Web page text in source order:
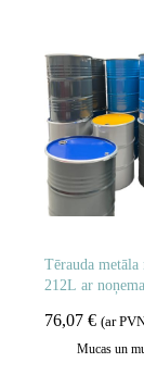
Tērauda metāla
212L ar
SAJAUKUMS
76,07 € (ar
Mucas un